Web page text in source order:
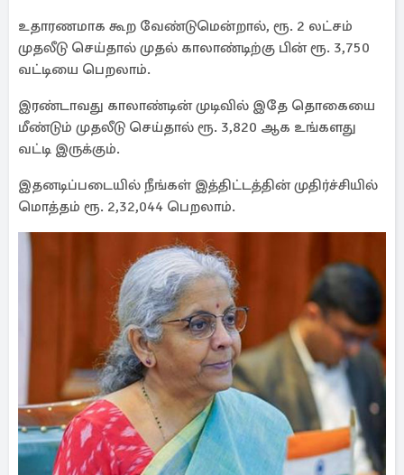
உதாரணமாக கூற வேண்டுமென்றால், ரூ. 2 லட்சம்
முதலீடு செய்தால் முதல் காலாண்டிற்கு பின் ரூ. 3,750
வட்டியை பெறலாம்.
இரண்டாவது காலாண்டின் முடிவில் இதே தொகையை
மீண்டும் முதலீடு செய்தால் ரூ. 3,820 ஆக உங்களது
வட்டி இருக்கும்.
இதனடிப்படையில் நீங்கள் இத்திட்டத்தின் முதிர்ச்சியில்
மொத்தம் ரூ. 2,32,044 பெறலாம்.